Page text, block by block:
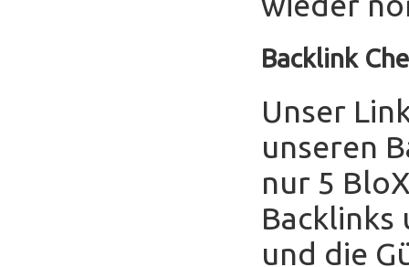
Backlink
Unser
unseren
nur 5
und die